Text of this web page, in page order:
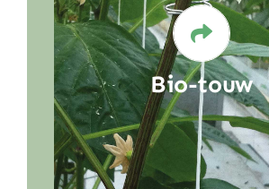
Bio-touw
de afvalverwerker juist
heeft bij biologisch
touw. Met het gebruik van
System worden deze
touweigenschappen
dus is het inzetten van
composteerbaar
geen verdere